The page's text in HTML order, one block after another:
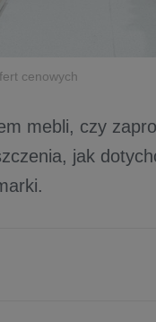
cenowych
mebli, czy
jak